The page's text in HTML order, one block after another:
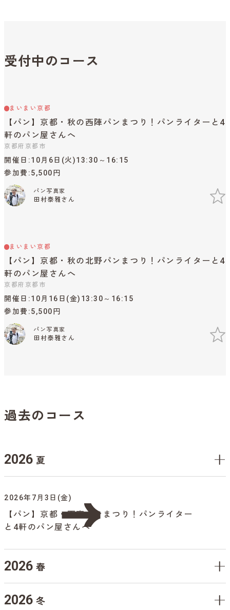
受付中のコース
まいまい京都
【パン】京都・秋の西陣パンまつり！パンライターと4
軒のパン屋さんへ
京都府京都市
開催日
10月6日(火)13:30～16:15
参加費 5,500円
パン写真家
田村泰雅さん
まいまい京都
【パン】京都・秋の北野パンまつり！パンライターと4
軒のパン屋さんへ
京都府京都市
開催日
10月16日(金)13:30～16:15
参加費 5,500円
パン写真家
田村泰雅さん
過去のコース
2026 夏
2026年7月3日(金)
【パン】京都・下京パンまつり！パンライター
と4軒のパン屋さんへ
2026 春
2026 冬